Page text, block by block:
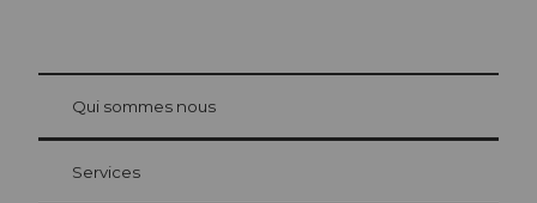
Carte d’hôte Lucerne
Vos avantages en tant qu'hôte pour la nuit
at Bre
Qui sommes nous
Services